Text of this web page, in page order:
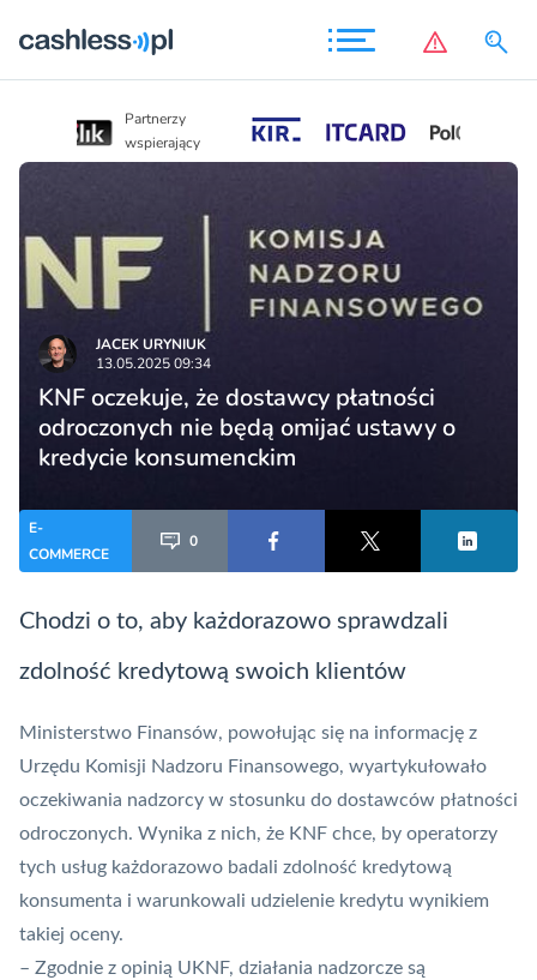
Partnerzy
wspierający
JACEK URYNIUK
13.05.2025 09:34
KNF oczekuje, że dostawcy płatności
odroczonych nie będą omijać ustawy o
kredycie konsumenckim
E-
COMMERCE
0
Chodzi o to, aby każdorazowo sprawdzali
zdolność kredytową swoich klientów
Ministerstwo Finansów, powołując się na informację z
Urzędu Komisji Nadzoru Finansowego, wyartykułowało
oczekiwania nadzorcy w stosunku do dostawców płatności
odroczonych. Wynika z nich, że KNF chce, by operatorzy
tych usług każdorazowo badali zdolność kredytową
konsumenta i warunkowali udzielenie kredytu wynikiem
takiej oceny.
– Zgodnie z opinią UKNF, działania nadzorcze są